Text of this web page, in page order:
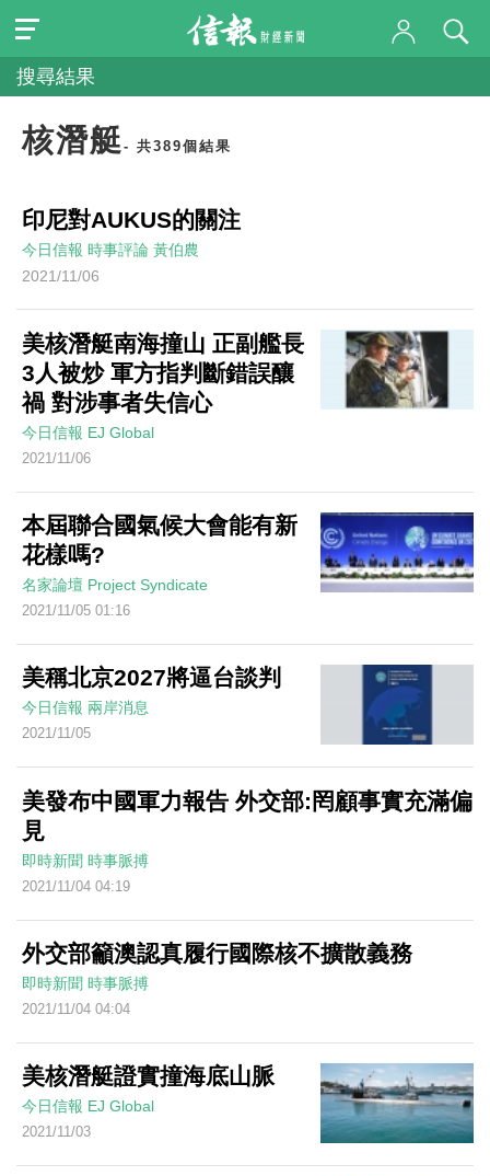
搜尋結果
核潛艇 - 共389個結果
印尼對AUKUS的關注
今日信報 時事評論 黃伯農
2021/11/06
美核潛艇南海撞山 正副艦長
3人被炒 軍方指判斷錯誤釀
禍 對涉事者失信心
今日信報 EJ Global
2021/11/06
本屆聯合國氣候大會能有新
花樣嗎?
名家論壇 Project Syndicate
2021/11/05 01:16
美稱北京2027將逼台談判
今日信報 兩岸消息
2021/11/05
美發布中國軍力報告 外交部:罔顧事實充滿偏
見
即時新聞 時事脈搏
2021/11/04 04:19
外交部籲澳認真履行國際核不擴散義務
即時新聞 時事脈搏
2021/11/04 04:04
美核潛艇證實撞海底山脈
今日信報 EJ Global
2021/11/03